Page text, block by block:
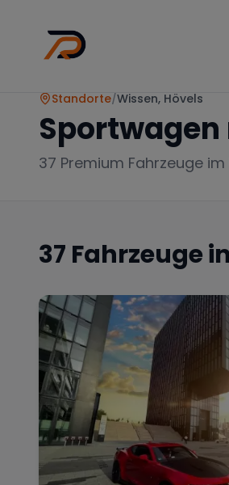
Standorte/Wissen, Hövels
37 Premium Fahrzeuge
37 Fahrzeuge in